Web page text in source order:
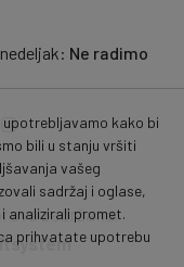
Ne radimo
zadržana.
upotrebljavamo kako bi
bili u stanju vršiti
vašeg
sadržaj i oglase,
analizirali promet.
prihvatate upotrebu